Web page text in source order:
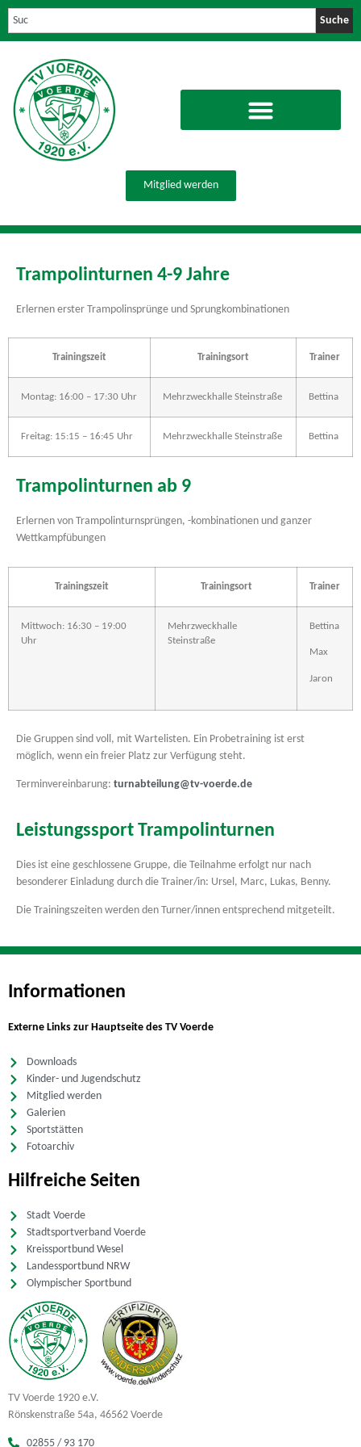
Suche
Mitglied werden
Trampolinturnen 4-9 Jahre
Erlernen erster Trampolinsprünge und Sprungkombinationen
Trainingszeit Trainingsort Trainer
Montag: 16:00 – 17:30 Uhr Mehrzweckhalle Steinstraße Bettina
Freitag: 15:15 – 16:45 Uhr Mehrzweckhalle Steinstraße Bettina
Trampolinturnen ab 9
Erlernen von Trampolinturnsprüngen, -kombinationen und ganzer
Wettkampfübungen
Trainingszeit Trainingsort Trainer
Mittwoch: 16:30 – 19:00
Uhr
Mehrzweckhalle
Steinstraße
Bettina
Max
Jaron
Die Gruppen sind voll, mit Wartelisten. Ein Probetraining ist erst
möglich, wenn ein freier Platz zur Verfügung steht.
Terminvereinbarung: turnabteilung@tv-voerde.de
Leistungssport Trampolinturnen
Dies ist eine geschlossene Gruppe, die Teilnahme erfolgt nur nach
besonderer Einladung durch die Trainer/in: Ursel, Marc, Lukas, Benny.
Die Trainingszeiten werden den Turner/innen entsprechend mitgeteilt.
Informationen
Externe Links zur Hauptseite des TV Voerde
Downloads
Kinder- und Jugendschutz
Mitglied werden
Galerien
Sportstätten
Fotoarchiv
Hilfreiche Seiten
Stadt Voerde
Stadtsportverband Voerde
Kreissportbund Wesel
Landessportbund NRW
Olympischer Sportbund
TV Voerde 1920 e.V.
Rönskenstraße 54a, 46562 Voerde
02855 / 93 170